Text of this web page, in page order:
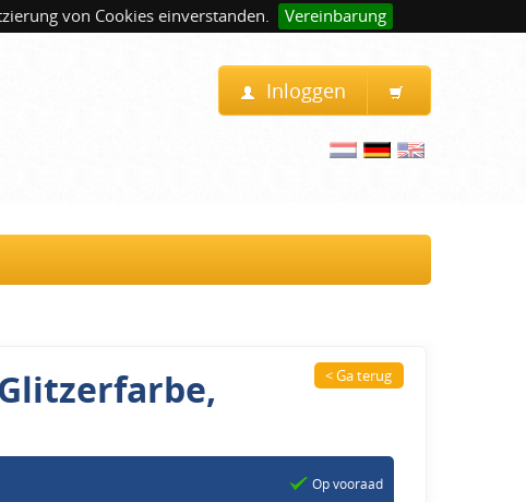
von Cookies einverstanden. Vereinbarung
Inloggen
< Ga terug
Op vooraad